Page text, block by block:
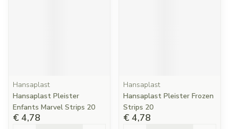
Hansaplast
Hansaplast Pleister
Enfants Marvel Strips 20
€ 4,78
Hansaplast
Hansaplast Pleister Frozen
Strips 20
€ 4,78